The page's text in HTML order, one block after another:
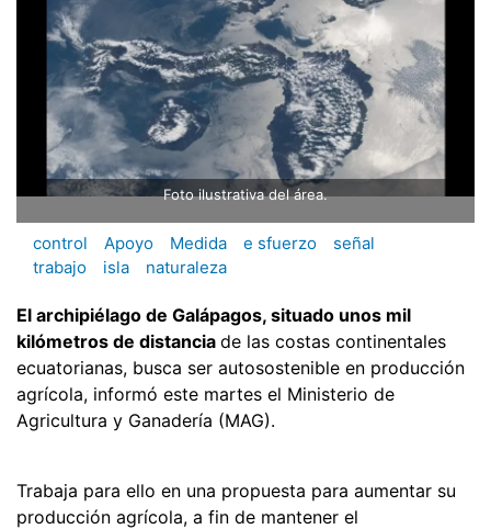
Foto ilustrativa del área.
control Apoyo Medida e sfuerzo
señal
trabajo
isla naturaleza
El archipiélago de Galápagos, situado unos mil
kilómetros de distancia de las costas continentales
ecuatorianas, busca ser autosostenible en producción
agrícola, informó este martes el Ministerio de
Agricultura y Ganadería (MAG).
Trabaja para ello en una propuesta para aumentar su
producción agrícola, a fin de mantener el